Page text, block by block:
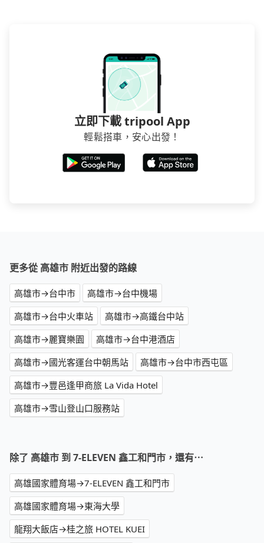
立即下載 tripool App
輕鬆搭車，安心出發！
更多從 高雄市 附近出發的路線
高雄市→台中市
高雄市→台中機場
高雄市→台中火車站
高雄市→高鐵台中站
高雄市→麗寶樂園
高雄市→台中港酒店
高雄市→國光客運台中朝馬站
高雄市→台中市西屯區
高雄市→豐邑逢甲商旅 La Vida Hotel
高雄市→雪山登山口服務站
除了 高雄市 到 7-ELEVEN 鑫工和門市，還有⋯
高雄國家體育場→7-ELEVEN 鑫工和門市
高雄國家體育場→東海大學
龍翔大飯店→桂之旅 HOTEL KUEI